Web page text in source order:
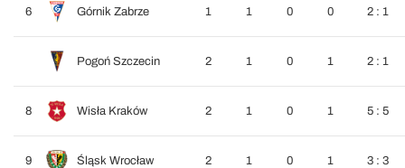
6 Górnik Zabrze 1 1 0 0 2 : 1
Pogoń Szczecin 2 1 0 1 2 : 1
8 Wisła Kraków 2 1 0 1 5 : 5
9 Śląsk Wrocław 2 1 0 1 3 : 3